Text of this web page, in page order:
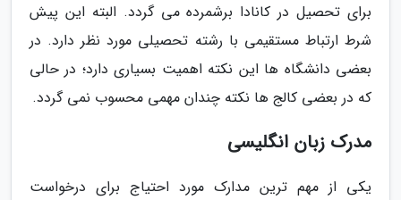
برای تحصیل در کانادا برشمرده می گردد. البته این پیش
شرط ارتباط مستقیمی با رشته تحصیلی مورد نظر دارد. در
بعضی دانشگاه ها این نکته اهمیت بسیاری دارد؛ در حالی
که در بعضی کالج ها نکته چندان مهمی محسوب نمی گردد.
مدرک زبان انگلیسی
یکی از مهم ترین مدارک مورد احتیاج برای درخواست